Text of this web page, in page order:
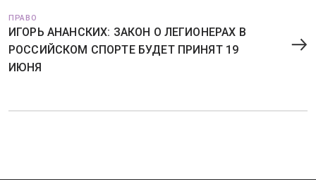
ПРАВО
ИГОРЬ АНАНСКИХ: ЗАКОН О ЛЕГИОНЕРАХ В
РОССИЙСКОМ СПОРТЕ БУДЕТ ПРИНЯТ 19
ИЮНЯ